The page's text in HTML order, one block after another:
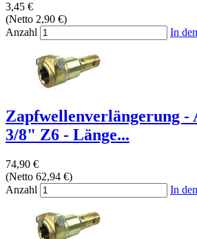
3,45 €
(Netto 2,90 €)
Anzahl
In
Zapfwellenverlängerung -
3/8" Z6 - Länge...
74,90 €
(Netto 62,94 €)
Anzahl
In